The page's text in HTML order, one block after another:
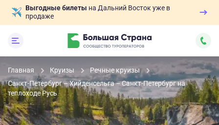
Выгодные билеты на Дальний Восток уже в
продаже
Главная Круизы
Речные круизы
Санкт-Петербург – Хийденсельга – Санкт-Петербург на
теплоходе Русь